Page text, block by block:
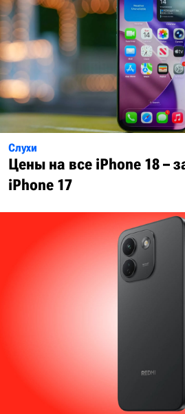
Слухи
Цены на все iPhone 18 –
iPhone 17